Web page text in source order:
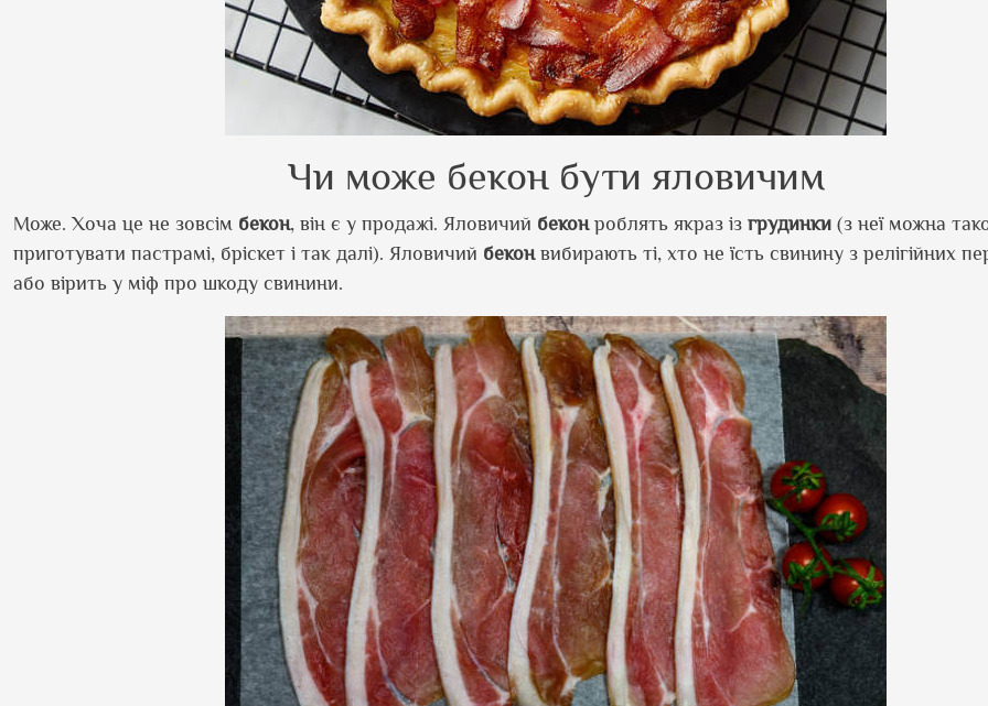
Чи може бекон бути яловичим
Може. Хоча це не зовсім бекон, він є у продажі. Яловичий беконроблять якраз із грудинки (з неї можна
приготувати пастрамі, бріскет і так далі). Яловичий беконвибирають ті, хто не їсть свинину з релігійних
або вірить у міф про шкоду свинини.